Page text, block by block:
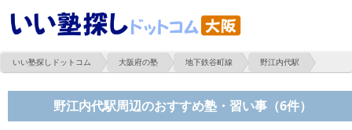
いい塾探しドットコム 大阪府の塾 地下鉄谷町線 野江内代駅
野江内代駅周辺のおすすめ塾・習い事（6件）